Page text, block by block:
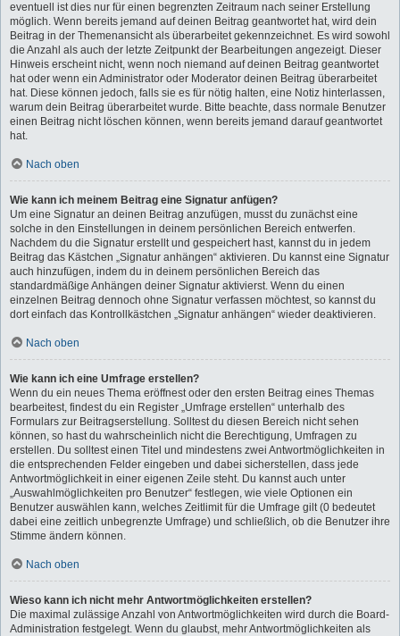
eventuell ist dies nur für einen begrenzten Zeitraum nach seiner Erstellung
möglich. Wenn bereits jemand auf deinen Beitrag geantwortet hat, wird dein
Beitrag in der Themenansicht als überarbeitet gekennzeichnet. Es wird sowohl
die Anzahl als auch der letzte Zeitpunkt der Bearbeitungen angezeigt. Dieser
Hinweis erscheint nicht, wenn noch niemand auf deinen Beitrag geantwortet
hat oder wenn ein Administrator oder Moderator deinen Beitrag überarbeitet
hat. Diese können jedoch, falls sie es für nötig halten, eine Notiz hinterlassen,
warum dein Beitrag überarbeitet wurde. Bitte beachte, dass normale Benutzer
einen Beitrag nicht löschen können, wenn bereits jemand darauf geantwortet
hat.
Nach oben
Wie kann ich meinem Beitrag eine Signatur anfügen?
Um eine Signatur an deinen Beitrag anzufügen, musst du zunächst eine
solche in den Einstellungen in deinem persönlichen Bereich entwerfen.
Nachdem du die Signatur erstellt und gespeichert hast, kannst du in jedem
Beitrag das Kästchen „Signatur anhängen“ aktivieren. Du kannst eine Signatur
auch hinzufügen, indem du in deinem persönlichen Bereich das
standardmäßige Anhängen deiner Signatur aktivierst. Wenn du einen
einzelnen Beitrag dennoch ohne Signatur verfassen möchtest, so kannst du
dort einfach das Kontrollkästchen „Signatur anhängen“ wieder deaktivieren.
Nach oben
Wie kann ich eine Umfrage erstellen?
Wenn du ein neues Thema eröffnest oder den ersten Beitrag eines Themas
bearbeitest, findest du ein Register „Umfrage erstellen“ unterhalb des
Formulars zur Beitragserstellung. Solltest du diesen Bereich nicht sehen
können, so hast du wahrscheinlich nicht die Berechtigung, Umfragen zu
erstellen. Du solltest einen Titel und mindestens zwei Antwortmöglichkeiten in
die entsprechenden Felder eingeben und dabei sicherstellen, dass jede
Antwortmöglichkeit in einer eigenen Zeile steht. Du kannst auch unter
„Auswahlmöglichkeiten pro Benutzer“ festlegen, wie viele Optionen ein
Benutzer auswählen kann, welches Zeitlimit für die Umfrage gilt (0 bedeutet
dabei eine zeitlich unbegrenzte Umfrage) und schließlich, ob die Benutzer ihre
Stimme ändern können.
Nach oben
Wieso kann ich nicht mehr Antwortmöglichkeiten erstellen?
Die maximal zulässige Anzahl von Antwortmöglichkeiten wird durch die Board-
Administration festgelegt. Wenn du glaubst, mehr Antwortmöglichkeiten als